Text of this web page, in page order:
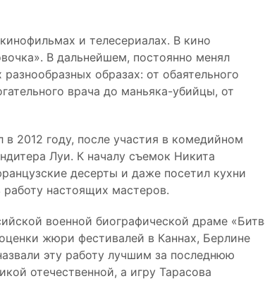
и телесериалах. В кино
В дальнейшем, постоянно менял
образах: от обаятельного
врача до маньяка-убийцы, от
2012 году, после участия в комедийном
Луи. К началу съемок Никита
десерты и даже посетил кухни
настоящих мастеров.
военной биографической драме
жюри фестивалей в Каннах, Берлине
эту работу лучшим за последнюю
отечественной, а игру Тарасова